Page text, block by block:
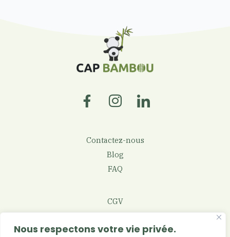
Nous respectons votre vie privée.
Contactez-nous
Blog
FAQ
CGV
Mentions légales
Politique de confidentialité